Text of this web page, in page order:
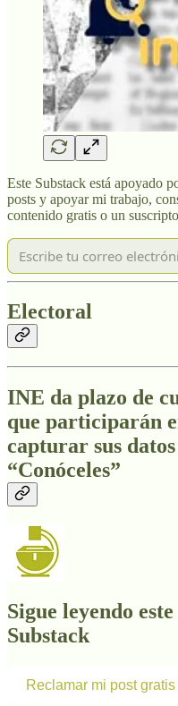
Este Substack está apoyado
posts y apoyar mi trabajo,
contenido gratis o un
Electoral
INE da plazo de
que participarán
capturar sus
“Conóceles”
Sigue leyendo
Substack
Reclamar mi post gratis